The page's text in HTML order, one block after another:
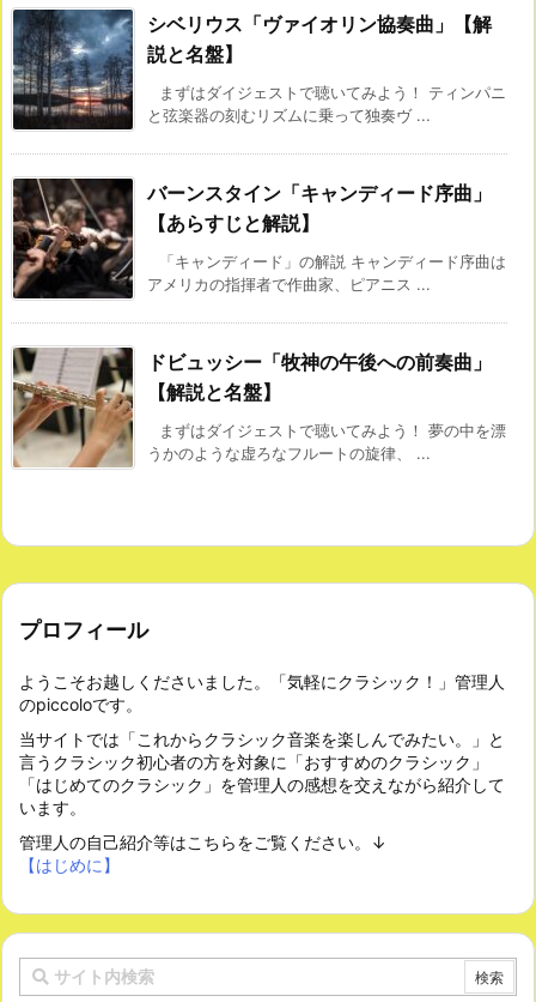
シベリウス「ヴァイオリン協奏曲」【解
説と名盤】
まずはダイジェストで聴いてみよう！ ティンパニ
と弦楽器の刻むリズムに乗って独奏ヴ ...
バーンスタイン「キャンディード序曲」
【あらすじと解説】
「キャンディード」の解説 キャンディード序曲は
アメリカの指揮者で作曲家、ピアニス ...
ドビュッシー「牧神の午後への前奏曲」
【解説と名盤】
まずはダイジェストで聴いてみよう！ 夢の中を漂
うかのような虚ろなフルートの旋律、 ...
プロフィール
ようこそお越しくださいました。「気軽にクラシック！」管理人
のpiccoloです。
当サイトでは「これからクラシック音楽を楽しんでみたい。」と
言うクラシック初心者の方を対象に「おすすめのクラシック」
「はじめてのクラシック」を管理人の感想を交えながら紹介して
います。
管理人の自己紹介等はこちらをご覧ください。↓
【はじめに】